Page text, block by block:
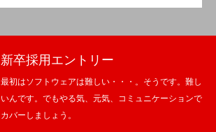
新卒採用エントリー
最初はソフトウェアは難しい・・・。そうです。難し
いんです。でもやる気、元気、コミュニケーションで
カバーしましょう。